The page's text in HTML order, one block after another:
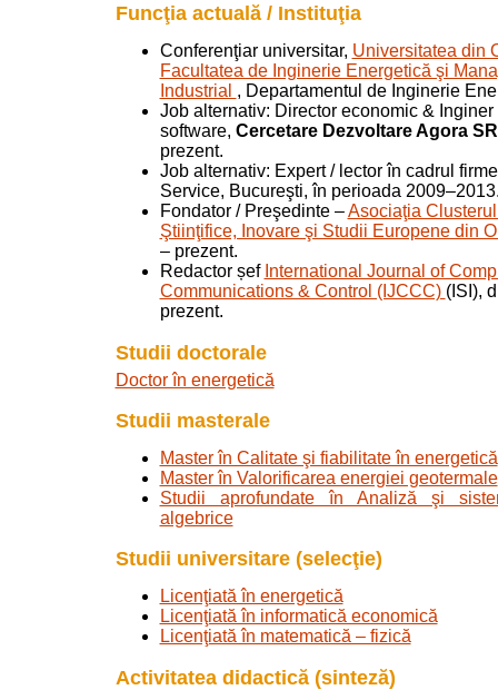
Funcţia actuală / Instituţia
Conferenţiar universitar, Universitatea din
Facultatea de Inginerie Energetică şi
Industrial , Departamentul de Inginerie
Job alternativ: Director economic & Inginer
software, Cercetare Dezvoltare Agora
prezent.
Job alternativ: Expert / lector în cadrul
Service, Bucureşti, în perioada
Fondator / Preşedinte –Asociaţia
Ştiinţifice, Inovare şi Studii Europene din
– prezent.
Redactor șef International Journal of
Communications & Control (IJCCC) (ISI),
prezent.
Studii doctorale
Doctor în energetică
Studii masterale
Master în Calitate şi fiabilitate în energetică
Master în Valorificarea energiei geotermale
Studii aprofundate în Analiză şi
algebrice
Studii universitare (selecţie)
Licenţiată în energetică
Licenţiată în informatică economică
Licenţiată în matematică – fizică
Activitatea didactică (sinteză)